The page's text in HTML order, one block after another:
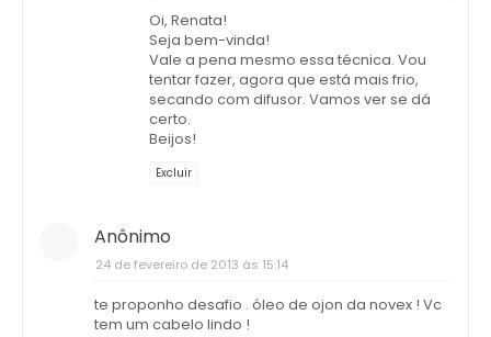
Oi, Renata!
Seja bem-vinda!
Vale a pena mesmo essa técnica. Vou
tentar fazer, agora que está mais frio,
secando com difusor. Vamos ver se dá
certo.
Beijos!
Excluir
Anônimo
24 de fevereiro de 2013 às 15:14
te proponho desafio . óleo de ojon da novex ! Vc
tem um cabelo lindo !